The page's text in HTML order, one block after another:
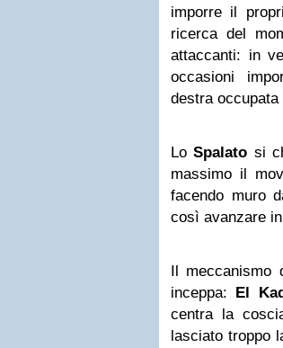
imporre il
ricerca del
attaccanti: in
occasioni
destra occupata
LoSpalato si
massimo il
facendo muro
così avanzare
Il meccanismo
inceppa: El
centra la
lasciato troppo